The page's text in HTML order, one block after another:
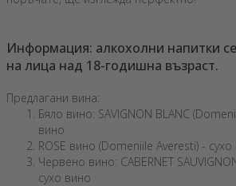
Информация: алкохолни напитки
на лица над 18-годишна възраст.
Предлагани вина:
Бяло вино: SAVIGNON BLANC
вино
ROSE вино (Domeniile Averesti) -
Червено вино: CABERNET
сухо вино